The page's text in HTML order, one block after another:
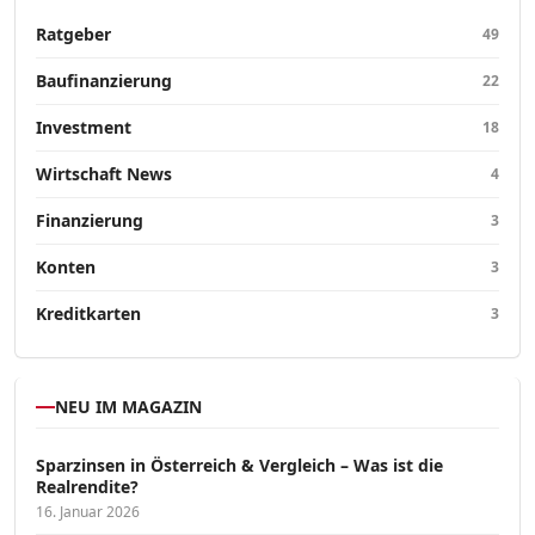
Ratgeber 49
Baufinanzierung 22
Investment 18
Wirtschaft News 4
Finanzierung 3
Konten 3
Kreditkarten 3
NEU IM MAGAZIN
Sparzinsen in Österreich & Vergleich – Was ist die
Realrendite?
16. Januar 2026